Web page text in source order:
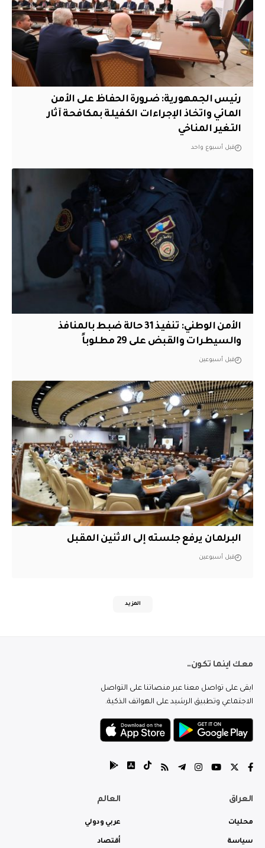
رئيس الجمهورية: ضرورة الحفاظ على الأمن
المائي واتخاذ الإجراءات الكفيلة بمكافحة آثار
التغير المناخي
قبل أسبوع واحد
الأمن الوطني: تنفيذ 31 حالة ضبط بالمنافذ
والسيطرات والقبض على 29 مطلوباً
قبل أسبوعين
البرلمان يرفع جلسته إلى الاثنين المقبل
قبل أسبوعين
المزيد
معك اينما تكون..
ابقى على تواصل معنا عبر منصاتنا على التواصل
الاجتماعي وتطبيق الرشيد على الهواتف الذكية.
العراق
محليات
سياسة
العالم
عربي ودولي
أقتصاد